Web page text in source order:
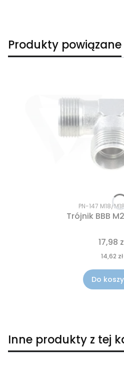
Produkty powiązane
PN-147 M18/
Trójnik BBB
17,98
14,62 zł
Do
Inne produkty z tej